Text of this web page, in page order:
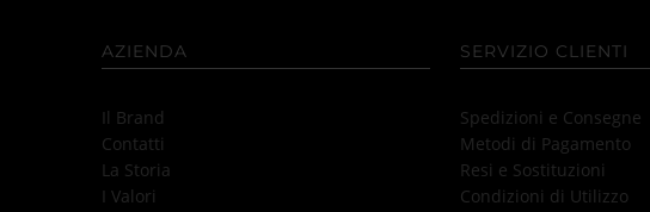
AZIENDA
Il Brand
Contatti
La Storia
I Valori
SERVIZIO CLIENTI
Spedizioni e Consegne
Metodi di Pagamento
Resi e Sostituzioni
Condizioni di Utilizzo